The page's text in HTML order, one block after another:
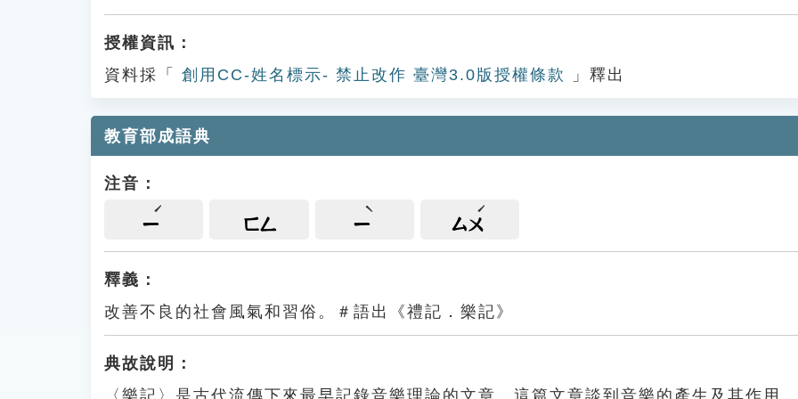
授權資訊：
資料採「
創用CC-姓名標示- 禁止改作 臺灣3.0版授權條款 」釋出
教育部成語典
注音：
ㄧ ㄈㄥ ㄧ ㄙㄨ
釋義：
改善不良的社會風氣和習俗。＃語出《禮記．樂記》
典故說明：
〈樂記〉是古代流傳下來最早記錄音樂理論的文章。這篇文章談到音樂的產生及其作用，